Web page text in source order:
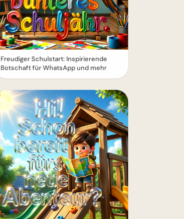
Freudiger Schulstart: Inspirierende
Botschaft für WhatsApp und mehr